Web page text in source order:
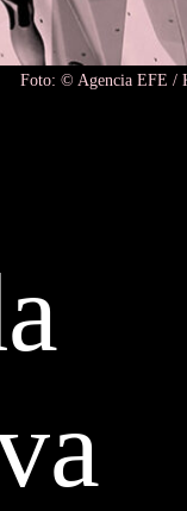
Foto: © Agencia EFE /